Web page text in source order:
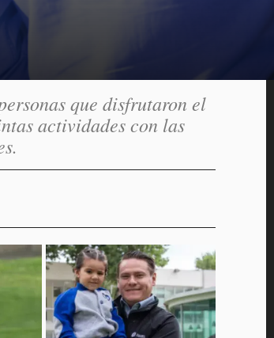
que disfrutaron el
actividades con las